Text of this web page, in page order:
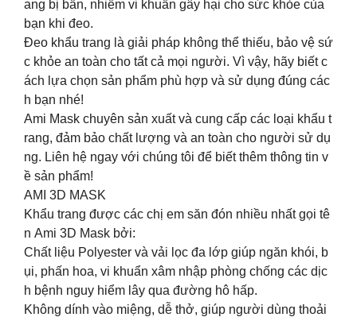
ang bị bẩn, nhiễm vi khuẩn gây hại cho sức khỏe của
bạn khi đeo.
Đeo khẩu trang là giải pháp không thể thiếu, bảo vệ sứ
c khỏe an toàn cho tất cả mọi người. Vì vậy, hãy biết c
ách lựa chọn sản phẩm phù hợp và sử dụng đúng các
h bạn nhé!
Ami Mask chuyên sản xuất và cung cấp các loại khẩu t
rang, đảm bảo chất lượng và an toàn cho người sử dụ
ng. Liên hệ ngay với chúng tôi để biết thêm thông tin v
ề sản phẩm!
AMI 3D MASK
Khẩu trang được các chị em săn đón nhiều nhất gọi tê
n Ami 3D Mask bởi:
Chất liệu Polyester và vải lọc đa lớp giúp ngăn khói, b
ụi, phấn hoa, vi khuẩn xâm nhập phòng chống các dịc
h bệnh nguy hiểm lây qua đường hô hấp.
Không dính vào miệng, dễ thở, giúp người dùng thoải